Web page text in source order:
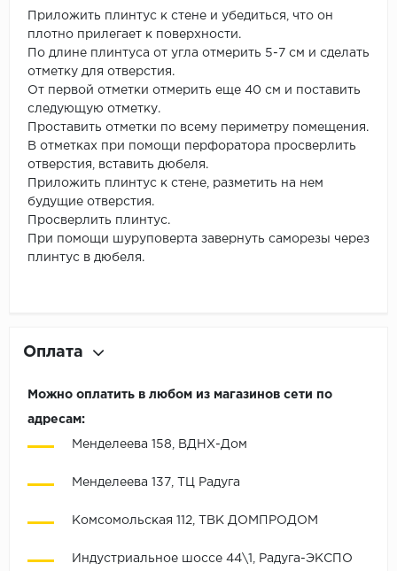
Приложить плинтус к стене и убедиться, что он
плотно прилегает к поверхности.
По длине плинтуса от угла отмерить 5-7 см и сделать
отметку для отверстия.
От первой отметки отмерить еще 40 см и поставить
следующую отметку.
Проставить отметки по всему периметру помещения.
В отметках при помощи перфоратора просверлить
отверстия, вставить дюбеля.
Приложить плинтус к стене, разметить на нем
будущие отверстия.
Просверлить плинтус.
При помощи шуруповерта завернуть саморезы через
плинтус в дюбеля.
Оплата
Можно оплатить в любом из магазинов сети по
адресам:
Менделеева 158, ВДНХ-Дом
Менделеева 137, ТЦ Радуга
Комсомольская 112, ТВК ДОМПРОДОМ
Индустриальное шоссе 44\1, Радуга-ЭКСПО